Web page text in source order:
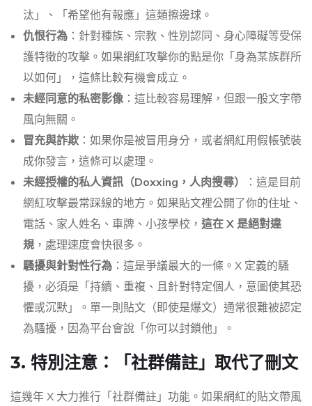
汰」、「希望他有報應」這類擦邊球。
仇恨行為 ：針對種族、宗教、性別認同、身心障礙等受保
護特徵的攻擊。如果網紅攻擊你的點是你「身為某族群所
以如何」，這條比較有機會成立。
未經同意的私密影像 ：這比較容易理解，但跟一般文字帶
風向無關。
冒充與詐欺 ：如果你是被冒用身分，或者網紅用假帳號裝
成你發言，這條可以處理。
未經授權的私人資訊（Doxxing，人肉搜尋）
：這是目前
網紅攻擊最常踩線的地方。如果貼文裡公開了你的住址、
電話、家人姓名、車牌、小孩學校， 這在 X 是絕對違
規 ，處理速度會快很多。
騷擾與針對性行為 ：這是爭議最大的一條。X 定義的騷
擾，必須是「持續、重複、且針對特定個人，意圖使其恐
懼或沉默」。單一則貼文（即使是爆文）通常很難被認定
為騷擾，因為平台會說「你可以封鎖他」。
3. 特別注意：「社群備註」取代了刪文
這幾年 X 大力推行「社群備註」功能。如果網紅的貼文帶風